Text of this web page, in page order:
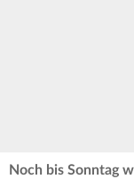
Noch bis Sonntag